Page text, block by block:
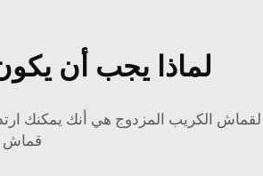
لماذا يجب أن
لقماش الكريب المزدوج هي أنك يمكنك
قماش